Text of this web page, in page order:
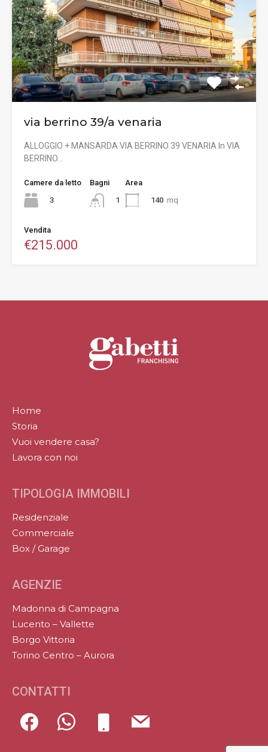
via berrino 39/a venaria
ALLOGGIO + MANSARDA VIA BERRINO 39 VENARIA In VIA
BERRINO…
Camere da letto
3
Bagni
1
Area
140 mq
Vendita
€215.000
Home
Storia
Vuoi vendere casa?
Lavora con noi
TIPOLOGIA IMMOBILI
Residenziale
Commerciale
Box / Garage
AGENZIE
Madonna di Campagna
Lucento – Vallette
Borgo Vittoria
Torino Centro – Aurora
CONTATTI